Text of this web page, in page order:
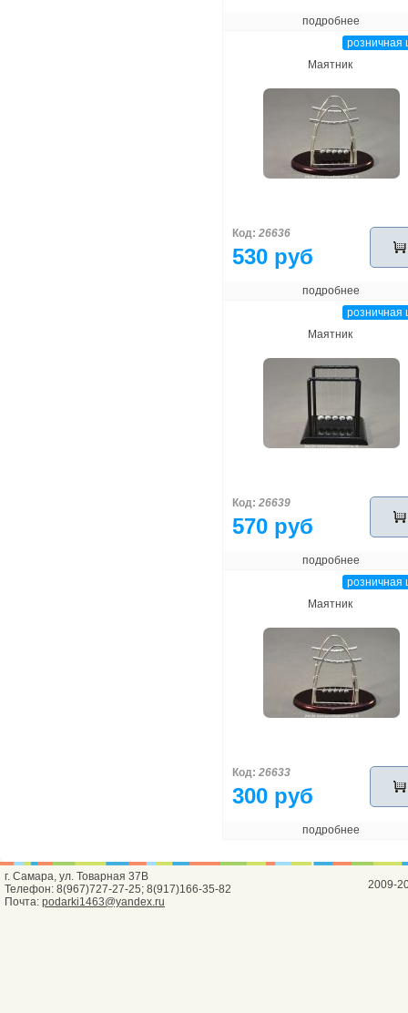
подробнее
розничная
Маятник
Код: 26636
530 руб
подробнее
розничная
Маятник
Код: 26639
570 руб
подробнее
розничная
Маятник
Код: 26633
300 руб
подробнее
г. Самара, ул. Товарная 37В
Телефон: 8(967)727-27-25; 8(917)166-35-82
Почта: podarki1463@yandex.ru
2009-